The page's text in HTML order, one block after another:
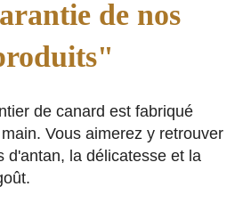
de nos
de canard est fabriqué
Vous aimerez y retrouver
d'antan, la délicatesse et la